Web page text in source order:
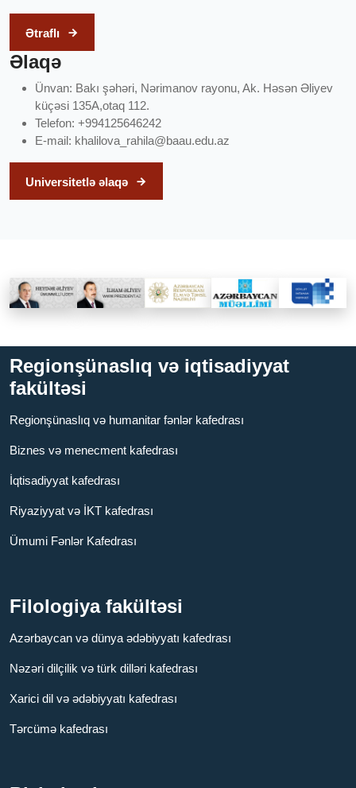
Ətraflı
Əlaqə
Ünvan: Bakı şəhəri, Nərimanov rayonu, Ak. Həsən Əliyev
küçəsi 135A,otaq 112.
Telefon: +994125646242
E-mail: khalilova_rahila@baau.edu.az
Universitetlə əlaqə
Regionşünaslıq və iqtisadiyyat
fakültəsi
Regionşünaslıq və humanitar fənlər kafedrası
Biznes və menecment kafedrası
İqtisadiyyat kafedrası
Riyaziyyat və İKT kafedrası
Ümumi Fənlər Kafedrası
Filologiya fakültəsi
Azərbaycan və dünya ədəbiyyatı kafedrası
Nəzəri dilçilik və türk dilləri kafedrası
Xarici dil və ədəbiyyatı kafedrası
Tərcümə kafedrası